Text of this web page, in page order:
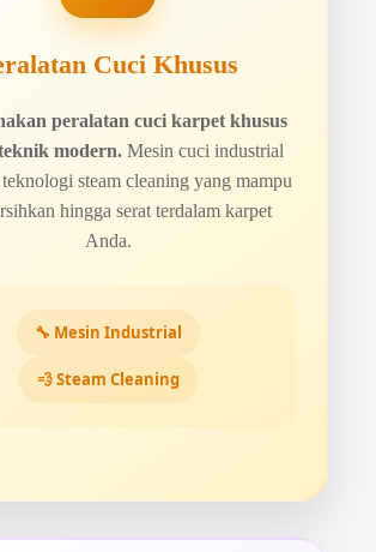
Cuci Khusus
peralatan cuci karpet khusus
modern.Mesin cuci industrial
steam cleaning yang mampu
hingga serat terdalam karpet
Anda.
🔧 Mesin Industrial
💨 Steam Cleaning